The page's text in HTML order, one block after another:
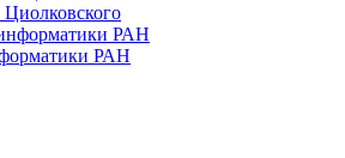
РАН